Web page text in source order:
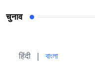
चुनाव
हिंदी বাংলা